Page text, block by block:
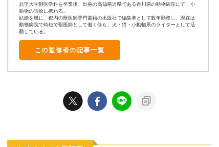
北里大学獣医学科を卒業後、出身の高知県近県である香川県の動物病院にて、小
動物の診療に携わる。
結婚を機に、都内の獣医師専門書籍の出版社で編集者として数年勤務し、現在は
動物病院で時短で獣医師として働く傍ら、犬・猫・小動物系のライターとして活
動している。
この監修者の記事一覧